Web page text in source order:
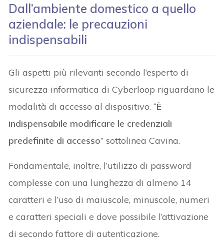
Dall’ambiente domestico a quello
aziendale: le precauzioni
indispensabili
Gli aspetti più rilevanti secondo l’esperto di
sicurezza informatica di Cyberloop riguardano le
modalità di accesso al dispositivo. “È
indispensabile modificare le credenziali
predefinite di accesso” sottolinea Cavina.
Fondamentale, inoltre, l’utilizzo di password
complesse con una lunghezza di almeno 14
caratteri e l’uso di maiuscole, minuscole, numeri
e caratteri speciali e dove possibile l’attivazione
di secondo fattore di autenticazione.